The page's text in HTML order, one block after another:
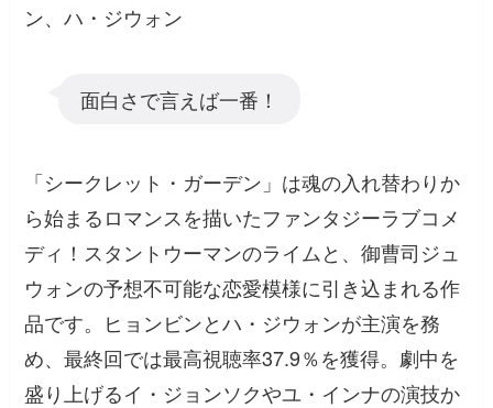
ン、ハ・ジウォン
面白さで言えば一番！
「シークレット・ガーデン」は魂の入れ替わりか
ら始まるロマンスを描いたファンタジーラブコメ
ディ！スタントウーマンのライムと、御曹司ジュ
ウォンの予想不可能な恋愛模様に引き込まれる作
品です。ヒョンビンとハ・ジウォンが主演を務
め、最終回では最高視聴率37.9％を獲得。劇中を
盛り上げるイ・ジョンソクやユ・インナの演技か